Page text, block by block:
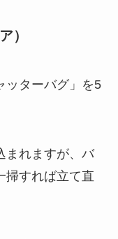
）
ッターバグ」を5
まれますが、バ
掃すれば立て直